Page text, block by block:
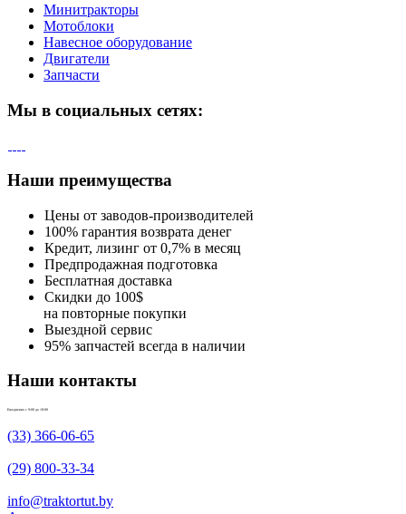
Минитракторы
Мотоблоки
Навесное оборудование
Двигатели
Запчасти
Мы в социальных сетях:
Наши преимущества
Цены от заводов-производителей
100% гарантия возврата денег
Кредит, лизинг от 0,7% в месяц
Предпродажная подготовка
Бесплатная доставка
Скидки до 100$
на повторные покупки
Выездной сервис
95% запчастей всегда в наличии
Наши контакты
Ежедневно с 9:00 до 18:00
(33) 366-06-65
(29) 800-33-34
info@traktortut.by